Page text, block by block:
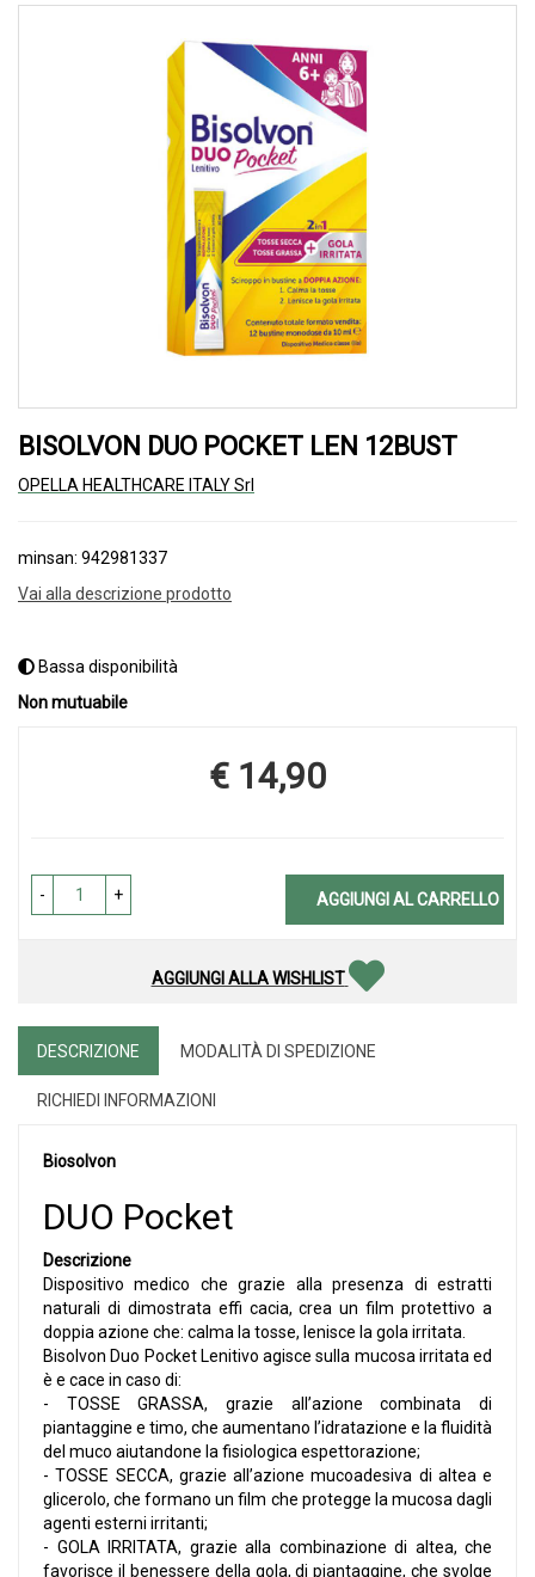
BISOLVON DUO POCKET LEN 12BUST
OPELLA HEALTHCARE ITALY Srl
minsan: 942981337
Vai alla descrizione prodotto
Bassa disponibilità
Non mutuabile
Prezzo
€ 14,90
- + AGGIUNGI AL CARRELLO
AGGIUNGI ALLA WISHLIST
DESCRIZIONE MODALITÀ DI SPEDIZIONE
RICHIEDI INFORMAZIONI
Biosolvon
DUO Pocket
Descrizione
Dispositivo medico che grazie alla presenza di estratti
naturali di dimostrata effi cacia, crea un film protettivo a
doppia azione che: calma la tosse, lenisce la gola irritata.
Bisolvon Duo Pocket Lenitivo agisce sulla mucosa irritata ed
è e cace in caso di:
- TOSSE GRASSA, grazie all’azione combinata di
piantaggine e timo, che aumentano l’idratazione e la fluidità
del muco aiutandone la fisiologica espettorazione;
- TOSSE SECCA, grazie all’azione mucoadesiva di altea e
glicerolo, che formano un film che protegge la mucosa dagli
agenti esterni irritanti;
- GOLA IRRITATA, grazie alla combinazione di altea, che
favorisce il benessere della gola, di piantaggine, che svolge